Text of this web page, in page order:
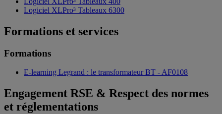
Logiciel XLPro³ Tableaux 6300
Formations et services
Formations
E-learning Legrand : le transformateur BT - AF0108
Engagement RSE & Respect des normes
et réglementations